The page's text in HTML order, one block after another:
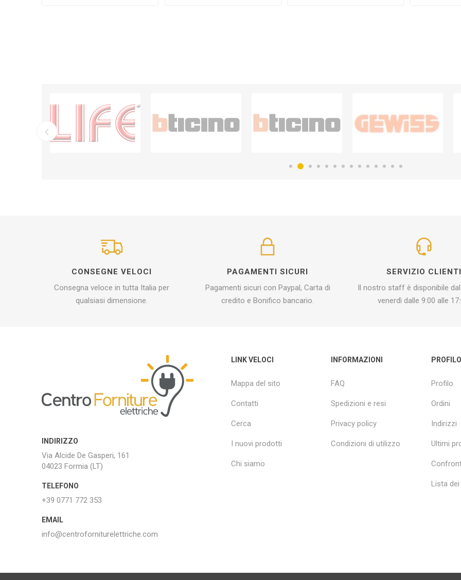
CONSEGNE VELOCI
Consegna veloce in tutta Italia per
qualsiasi dimensione.
PAGAMENTI SICURI
Pagamenti sicuri con Paypal, Carta di
credito e Bonifico bancario.
SERVIZIO CLIENTI
Il nostro staff è disponibile
venerdì dalle 9:00 alle
INDIRIZZO
Via Alcide De Gasperi, 161
04023 Formia (LT)
TELEFONO
+39 0771 772 353
EMAIL
info@centroforniturelettriche.com
LINK VELOCI
Mappa del sito
Contatti
Cerca
I nuovi prodotti
Chi siamo
INFORMAZIONI
FAQ
Spedizioni e resi
Privacy policy
Condizioni di utilizzo
PROFILO
Profilo
Ordini
Indirizzi
Ultimi
Lista